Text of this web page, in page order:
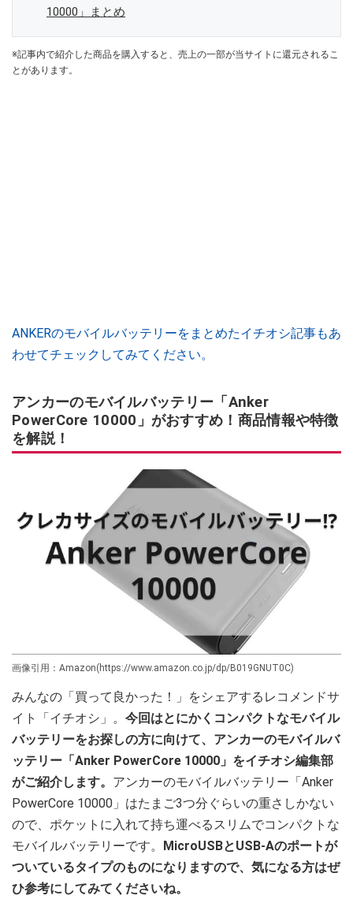
10000」まとめ
※記事内で紹介した商品を購入すると、売上の一部が当サイトに還元されるこ
とがあります。
ANKERのモバイルバッテリーをまとめたイチオシ記事もあ
わせてチェックしてみてください。
アンカーのモバイルバッテリー「Anker
PowerCore 10000」がおすすめ！商品情報や特徴
を解説！
画像引用：Amazon(https://www.amazon.co.jp/dp/B019GNUT0C)
みんなの「買って良かった！」をシェアするレコメンドサ
イト「イチオシ」。 今回はとにかくコンパクトなモバイル
バッテリーをお探しの方に向けて、アンカーのモバイルバ
ッテリー「Anker PowerCore 10000」をイチオシ編集部
がご紹介します。 アンカーのモバイルバッテリー「Anker
PowerCore 10000」はたまご3つ分ぐらいの重さしかない
ので、ポケットに入れて持ち運べるスリムでコンパクトな
モバイルバッテリーです。 MicroUSBとUSB-Aのポートが
ついているタイプのものになりますので、気になる方はぜ
ひ参考にしてみてくださいね。